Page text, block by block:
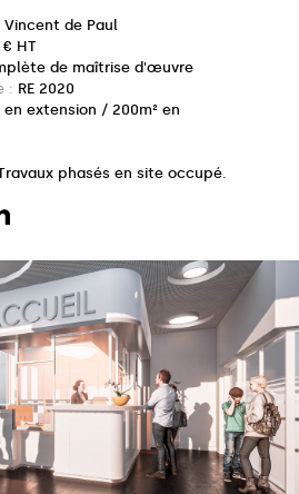
Vincent de Paul
HT
de maîtrise d'œuvre
: RE 2020
en extension / 200m² en
phasés en site occupé.